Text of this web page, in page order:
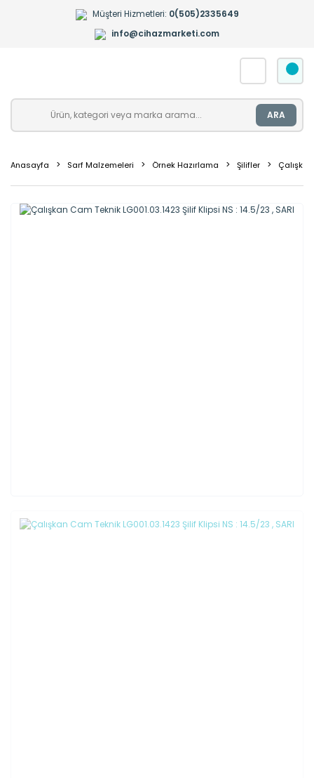
Müşteri Hizmetleri: 0(505)2335649
info@cihazmarketi.com
ARA
Anasayfa Sarf Malzemeleri Örnek Hazırlama Şilifler